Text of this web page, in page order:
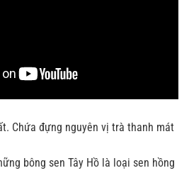
Chứa đựng nguyên vị trà thanh mát
bông sen Tây Hồ là loại sen hồng